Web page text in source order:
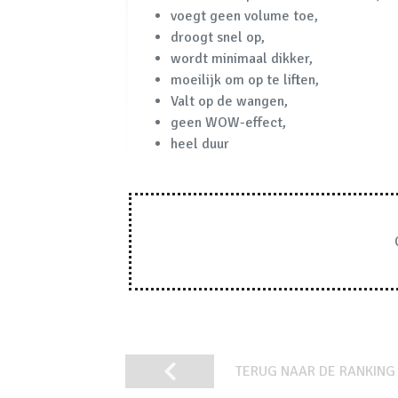
voegt geen volume toe,
droogt snel op,
wordt minimaal dikker,
moeilijk om op te liften,
Valt op de wangen,
geen WOW-effect,
heel duur
TERUG NAAR DE RANKING